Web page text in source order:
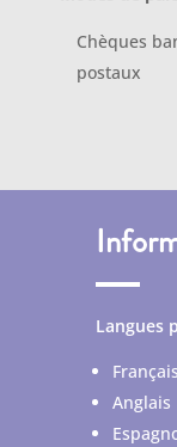
Chèques
postaux
Langues
Français
Anglais